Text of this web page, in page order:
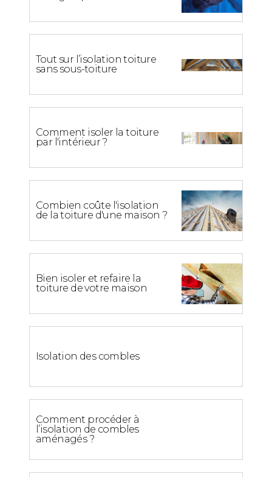
Tout sur l’isolation toiture
sans sous-toiture
Comment isoler la toiture
par l'intérieur ?
Combien coûte l'isolation
de la toiture d'une maison ?
Bien isoler et refaire la
toiture de votre maison
Isolation des combles
Comment procéder à
l’isolation de combles
aménagés ?